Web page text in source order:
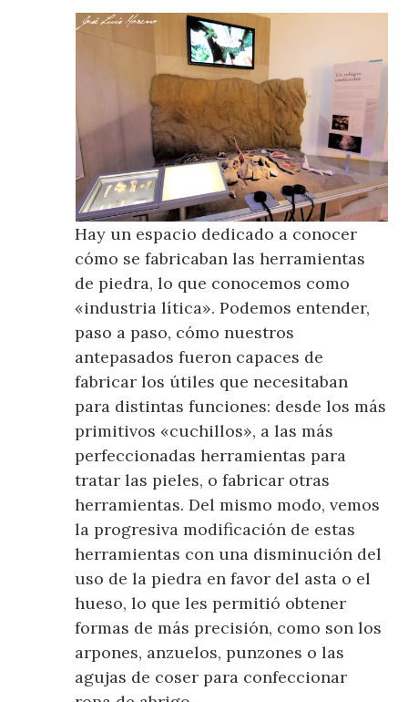
Hay un espacio dedicado a conocer
cómo se fabricaban las herramientas
de piedra, lo que conocemos como
«industria lítica». Podemos entender,
paso a paso, cómo nuestros
antepasados fueron capaces de
fabricar los útiles que necesitaban
para distintas funciones: desde los más
primitivos «cuchillos», a las más
perfeccionadas herramientas para
tratar las pieles, o fabricar otras
herramientas. Del mismo modo, vemos
la progresiva modificación de estas
herramientas con una disminución del
uso de la piedra en favor del asta o el
hueso, lo que les permitió obtener
formas de más precisión, como son los
arpones, anzuelos, punzones o las
agujas de coser para confeccionar